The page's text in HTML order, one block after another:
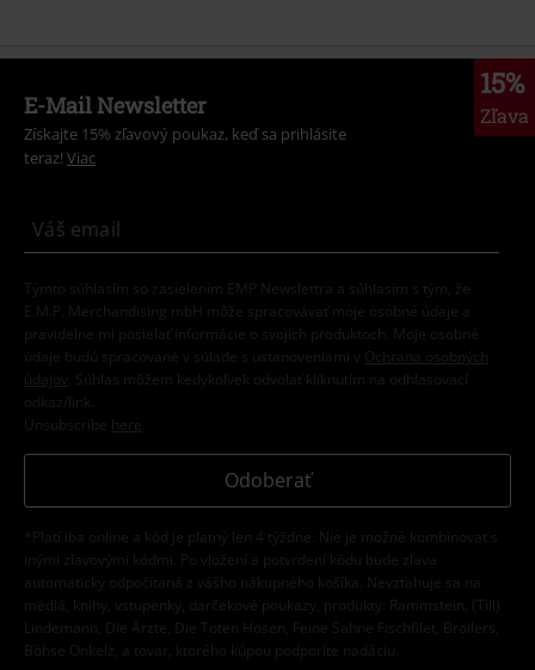
15%
Zľava
E-Mail Newsletter
Získajte 15% zľavový poukaz, keď sa prihlásite
teraz! Viac
Týmto súhlasím so zasielaním EMP Newslettra a súhlasím s tým, že
E.M.P. Merchandising mbH môže spracovávať moje osobné údaje a
pravidelne mi posielať informácie o svojich produktoch. Moje osobné
údaje budú spracované v súlade s ustanoveniami v
Ochrana osobných
údajov
. Súhlas môžem kedykoľvek odvolať kliknutím na odhlasovací
odkaz/link.
Unsubscribe here
Odoberať
*Platí iba online a kód je platný len 4 týždne. Nie je možné kombinovať s
inými zľavovými kódmi. Po vložení a potvrdení kódu bude zľava
automaticky odpočítaná z vášho nákupného košíka. Nevzťahuje sa na
médiá, knihy, vstupenky, darčekové poukazy, produkty: Rammstein, (Till)
Lindemann, Die Ärzte, Die Toten Hosen, Feine Sahne Fischfilet, Broilers,
Böhse Onkelz, a tovar, ktorého kúpou podporíte nadáciu.